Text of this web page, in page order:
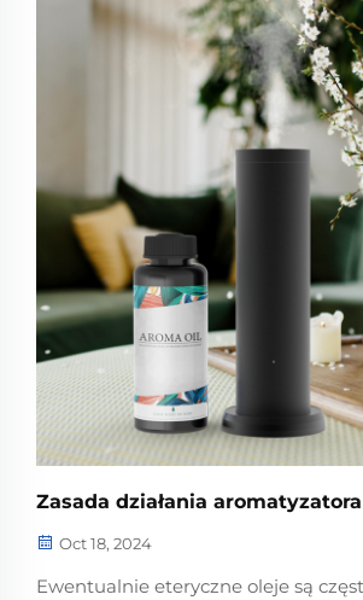
zainteresowaniem wellness,
tworzeniem przyjemnych środowisk
Dyfuzor zapachowy, znany również
zapachowy lub zapach...
Zasada działania aromatyzatora
Oct 18, 2024
Ewentualnie eteryczne oleje są